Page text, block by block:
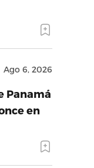
Ago 6, 2026
Panamá
en